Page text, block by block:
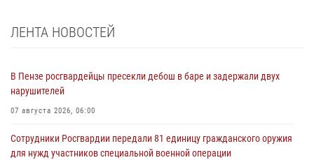
ЛЕНТА НОВОСТЕЙ
В Пензе росгвардейцы пресекли дебош в баре и задержали двух
нарушителей
07 августа 2026, 06:00
Сотрудники Росгвардии передали 81 единицу гражданского оружия
для нужд участников специальной военной операции